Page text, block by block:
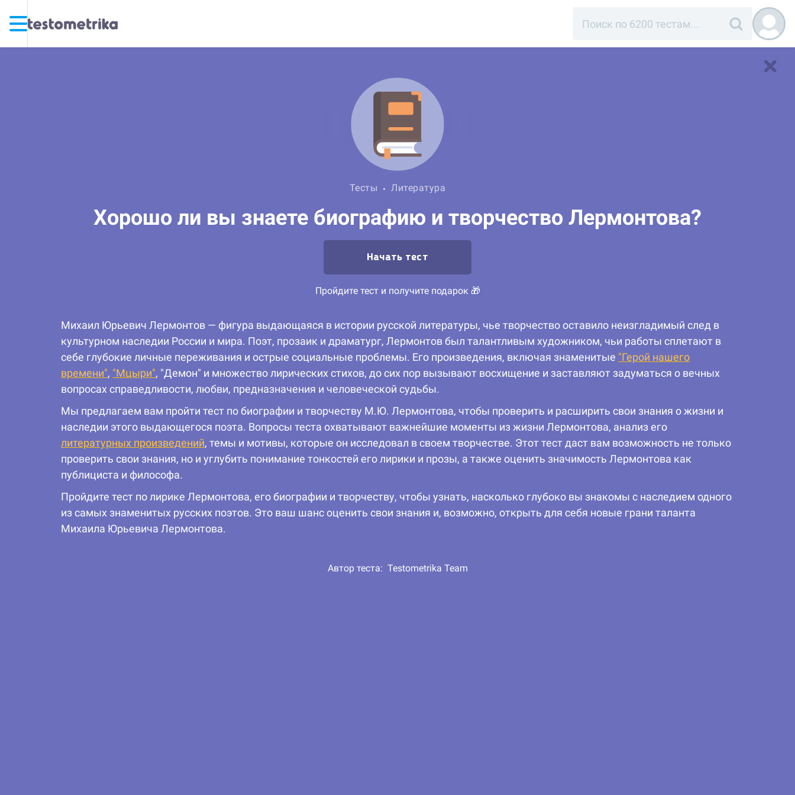
Тесты Литература
Хорошо ли вы знаете биографию и творчество Лермонтова?
Начать тест
Пройдите тест и получите подарок 🎁
Михаил Юрьевич Лермонтов — фигура выдающаяся в истории русской литературы, чье творчество оставило неизгладимый след в
культурном наследии России и мира. Поэт, прозаик и драматург, Лермонтов был талантливым художником, чьи работы сплетают в
себе глубокие личные переживания и острые социальные проблемы. Его произведения, включая знаменитые "Герой нашего
времени", "Мцыри", "Демон" и множество лирических стихов, до сих пор вызывают восхищение и заставляют задуматься о вечных
вопросах справедливости, любви, предназначения и человеческой судьбы.
Мы предлагаем вам пройти тест по биографии и творчеству М.Ю. Лермонтова, чтобы проверить и расширить свои знания о жизни и
наследии этого выдающегося поэта. Вопросы теста охватывают важнейшие моменты из жизни Лермонтова, анализ его
литературных произведений, темы и мотивы, которые он исследовал в своем творчестве. Этот тест даст вам возможность не только
проверить свои знания, но и углубить понимание тонкостей его лирики и прозы, а также оценить значимость Лермонтова как
публициста и философа.
Пройдите тест по лирике Лермонтова, его биографии и творчеству, чтобы узнать, насколько глубоко вы знакомы с наследием одного
из самых знаменитых русских поэтов. Это ваш шанс оценить свои знания и, возможно, открыть для себя новые грани таланта
Михаила Юрьевича Лермонтова.
Автор теста: Testometrika Team